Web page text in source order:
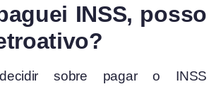
INSS, posso
sobre pagar o INSS